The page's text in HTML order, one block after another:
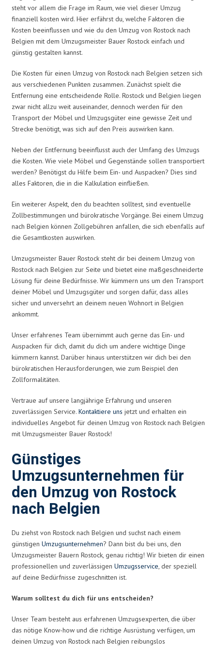
steht vor allem die Frage im Raum, wie viel dieser Umzug
finanziell kosten wird. Hier erfährst du, welche Faktoren die
Kosten beeinflussen und wie du den Umzug von Rostock nach
Belgien mit dem Umzugsmeister Bauer Rostock einfach und
günstig gestalten kannst.
Die Kosten für einen Umzug von Rostock nach Belgien setzen sich
aus verschiedenen Punkten zusammen. Zunächst spielt die
Entfernung eine entscheidende Rolle. Rostock und Belgien liegen
zwar nicht allzu weit auseinander, dennoch werden für den
Transport der Möbel und Umzugsgüter eine gewisse Zeit und
Strecke benötigt, was sich auf den Preis auswirken kann.
Neben der Entfernung beeinflusst auch der Umfang des Umzugs
die Kosten. Wie viele Möbel und Gegenstände sollen transportiert
werden? Benötigst du Hilfe beim Ein- und Auspacken? Dies sind
alles Faktoren, die in die Kalkulation einfließen.
Ein weiterer Aspekt, den du beachten solltest, sind eventuelle
Zollbestimmungen und bürokratische Vorgänge. Bei einem Umzug
nach Belgien können Zollgebühren anfallen, die sich ebenfalls auf
die Gesamtkosten auswirken.
Umzugsmeister Bauer Rostock steht dir bei deinem Umzug von
Rostock nach Belgien zur Seite und bietet eine maßgeschneiderte
Lösung für deine Bedürfnisse. Wir kümmern uns um den Transport
deiner Möbel und Umzugsgüter und sorgen dafür, dass alles
sicher und unversehrt an deinem neuen Wohnort in Belgien
ankommt.
Unser erfahrenes Team übernimmt auch gerne das Ein- und
Auspacken für dich, damit du dich um andere wichtige Dinge
kümmern kannst. Darüber hinaus unterstützen wir dich bei den
bürokratischen Herausforderungen, wie zum Beispiel den
Zollformalitäten.
Vertraue auf unsere langjährige Erfahrung und unseren
zuverlässigen Service. Kontaktiere uns jetzt und erhalten ein
individuelles Angebot für deinen Umzug von Rostock nach Belgien
mit Umzugsmeister Bauer Rostock!
Günstiges
Umzugsunternehmen für
den Umzug von Rostock
nach Belgien
Du ziehst von Rostock nach Belgien und suchst nach einem
günstigen Umzugsunternehmen? Dann bist du bei uns, den
Umzugsmeister Bauern Rostock, genau richtig! Wir bieten dir einen
professionellen und zuverlässigen Umzugsservice, der speziell
auf deine Bedürfnisse zugeschnitten ist.
Warum solltest du dich für uns entscheiden?
Unser Team besteht aus erfahrenen Umzugsexperten, die über
das nötige Know-how und die richtige Ausrüstung verfügen, um
deinen Umzug von Rostock nach Belgien reibungslos